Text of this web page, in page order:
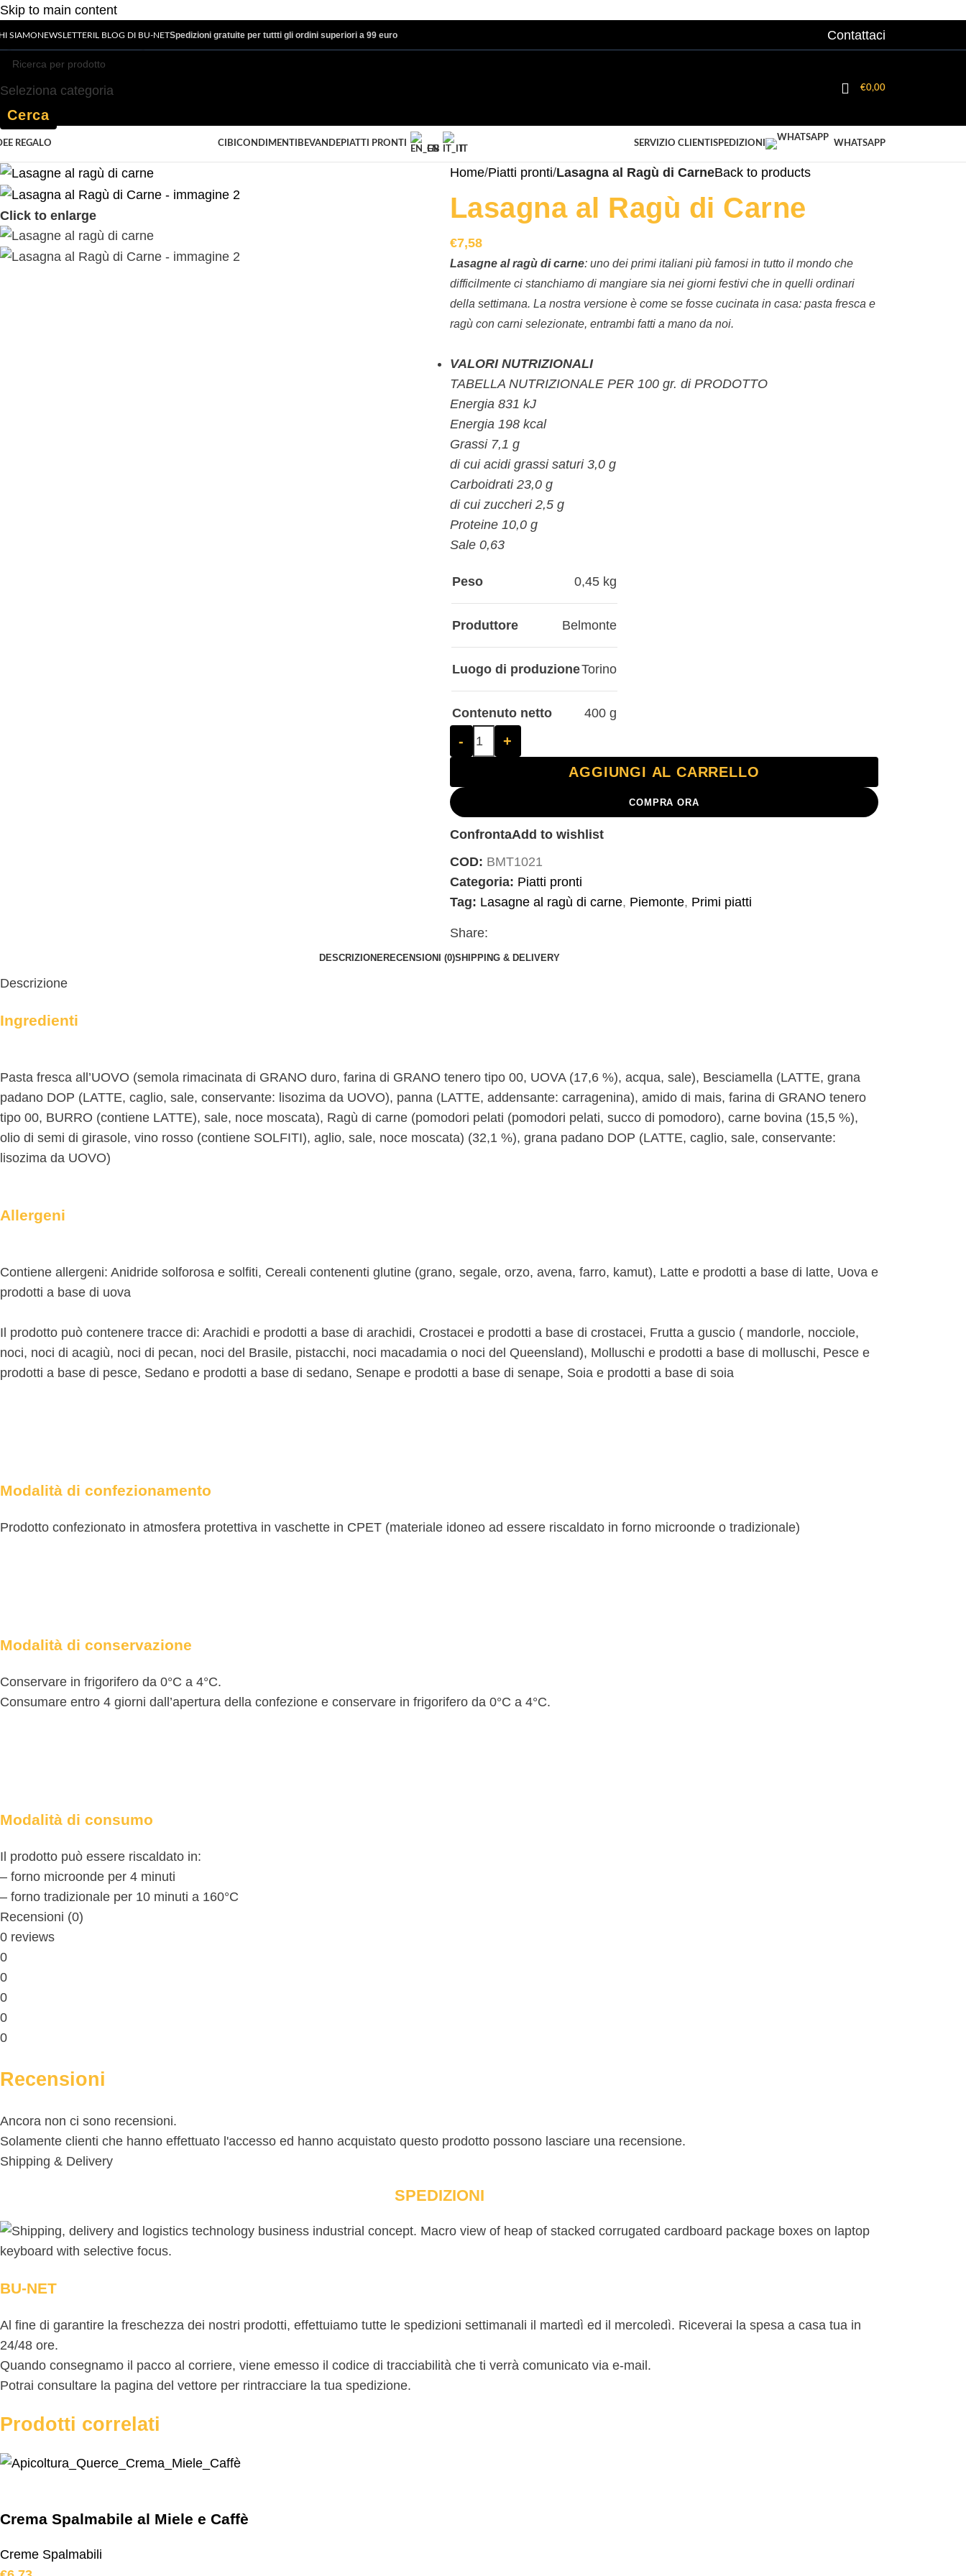
Skip to main content
SIAMONEWSLETTERIL BLOG DI BU-NETSpedizioni gratuite per tuttti gli ordini superiori a 99 euro Contattaci
Seleziona categoria
Cerca
€0,00
REGALO CIBI CONDIMENTI BEVANDEPIATTI PRONTI
EN IT
SERVIZIO CLIENTI SPEDIZIONI WHATSAPP
Click to enlarge
Home/Piatti pronti/Lasagna al Ragù di CarneBack to products
Lasagna al Ragù di Carne
€7,58
Lasagne al ragù di carne: uno dei primi italiani più famosi in tutto il mondo che
difficilmente ci stanchiamo di mangiare sia nei giorni festivi che in quelli ordinari
della settimana. La nostra versione è come se fosse cucinata in casa: pasta fresca e
ragù con carni selezionate, entrambi fatti a mano da noi.
VALORI NUTRIZIONALI
TABELLA NUTRIZIONALE PER 100 gr. di PRODOTTO
Energia 831 kJ
Energia 198 kcal
Grassi 7,1 g
di cui acidi grassi saturi 3,0 g
Carboidrati 23,0 g
di cui zuccheri 2,5 g
Proteine 10,0 g
Sale 0,63
Peso 0,45 kg
Produttore Belmonte
Luogo di produzioneTorino
Contenuto netto 400 g
-
+
AGGIUNGI AL CARRELLO
COMPRA ORA
ConfrontaAdd to wishlist
COD: BMT1021
Categoria: Piatti pronti
Tag: Lasagne al ragù di carne, Piemonte, Primi piatti
Share:
DESCRIZIONERECENSIONI (0)SHIPPING & DELIVERY
Descrizione
Ingredienti
Pasta fresca all’UOVO (semola rimacinata di GRANO duro, farina di GRANO tenero tipo 00, UOVA (17,6 %), acqua, sale), Besciamella (LATTE, grana
padano DOP (LATTE, caglio, sale, conservante: lisozima da UOVO), panna (LATTE, addensante: carragenina), amido di mais, farina di GRANO tenero
tipo 00, BURRO (contiene LATTE), sale, noce moscata), Ragù di carne (pomodori pelati (pomodori pelati, succo di pomodoro), carne bovina (15,5 %),
olio di semi di girasole, vino rosso (contiene SOLFITI), aglio, sale, noce moscata) (32,1 %), grana padano DOP (LATTE, caglio, sale, conservante:
lisozima da UOVO)
Allergeni
Contiene allergeni: Anidride solforosa e solfiti, Cereali contenenti glutine (grano, segale, orzo, avena, farro, kamut), Latte e prodotti a base di latte, Uova e
prodotti a base di uova
Il prodotto può contenere tracce di: Arachidi e prodotti a base di arachidi, Crostacei e prodotti a base di crostacei, Frutta a guscio ( mandorle, nocciole,
noci, noci di acagiù, noci di pecan, noci del Brasile, pistacchi, noci macadamia o noci del Queensland), Molluschi e prodotti a base di molluschi, Pesce e
prodotti a base di pesce, Sedano e prodotti a base di sedano, Senape e prodotti a base di senape, Soia e prodotti a base di soia
Modalità di confezionamento
Prodotto confezionato in atmosfera protettiva in vaschette in CPET (materiale idoneo ad essere riscaldato in forno microonde o tradizionale)
Modalità di conservazione
Conservare in frigorifero da 0°C a 4°C.
Consumare entro 4 giorni dall’apertura della confezione e conservare in frigorifero da 0°C a 4°C.
Modalità di consumo
Il prodotto può essere riscaldato in:
– forno microonde per 4 minuti
– forno tradizionale per 10 minuti a 160°C
Recensioni (0)
0 reviews
0
0
0
0
0
Recensioni
Ancora non ci sono recensioni.
Solamente clienti che hanno effettuato l'accesso ed hanno acquistato questo prodotto possono lasciare una recensione.
Shipping & Delivery
SPEDIZIONI
BU-NET
Al fine di garantire la freschezza dei nostri prodotti, effettuiamo tutte le spedizioni settimanali il martedì ed il mercoledì. Riceverai la spesa a casa tua in
24/48 ore.
Quando consegnamo il pacco al corriere, viene emesso il codice di tracciabilità che ti verrà comunicato via e-mail.
Potrai consultare la pagina del vettore per rintracciare la tua spedizione.
Prodotti correlati
Crema Spalmabile al Miele e Caffè
Creme Spalmabili